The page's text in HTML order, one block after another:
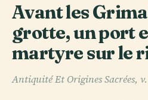
Avant les
grotte, un port
martyre sur le
Antiquité Et Origines Sacrées,